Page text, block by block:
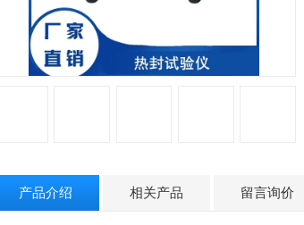
产品介绍 相关产品 留言询价